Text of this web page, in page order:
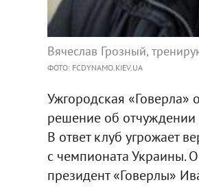
Вячеслав Грозный,
ФОТО: FCDYNAMO.KIEV.UA
Ужгородская «Говерла»
решение об отчуждении
В ответ клуб угрожает
с чемпионата Украины.
президент «Говерлы»